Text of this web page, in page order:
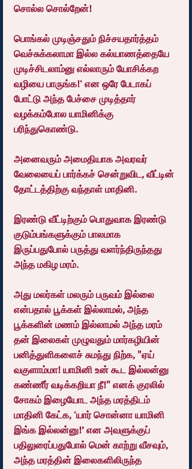
சொல்ல சொல்றேன்!
பொங்கல் முடிஞ்சதும் நிச்சயதார்த்தம்
வெச்சுக்கலாமா இல்ல கல்யாணத்தையே
முடிச்சிடலாம்னு எல்லாரும் யோசிக்கற
வழியை பாருங்க!' என ஒரே பேடாகப்
போட்டு அந்த பேச்சை முடித்தார்
வழக்கம்போல யாமினிக்கு
பரிந்துகொண்டு.
அனைவரும் அமைதியாக அவரவர்
வேலையைப் பார்க்கச் சென்றுவிட, வீட்டின்
தோட்டத்திற்கு வந்தாள் மாதினி.
இரண்டு வீட்டிற்கும் பொதுவாக இரண்டு
குடும்பங்களுக்கும் பாலமாக
இருப்பதுபோல் பருத்து வளர்ந்திருந்தது
அந்த மகிழ மரம்.
அது மலர்கள் மலரும் பருவம் இல்லை
என்பதால் பூக்கள் இல்லாமல், அந்த
பூக்களின் மணம் இல்லாமல் அந்த மரம்
தன் இலைகள் முழுவதும் மார்கழியின்
பனித்துளிகளைச் சுமந்து நிற்க, "ஏய்
வகுளாம்மா! யாமினி உன் கூட இல்லன்னு
கண்ணீர் வடிக்கறியா நீ!" எனக் குரலில்
சோகம் இழையோட அந்த மரத்திடம்
மாதினி கேட்க, 'யார் சொன்னா யாமினி
இங்க இல்லன்னு!’ என அவளுக்குப்
பதிலுரைப்பதுபோல் மென் காற்று வீசவும்,
அந்த மரத்தின் இலைகளிலிருந்த